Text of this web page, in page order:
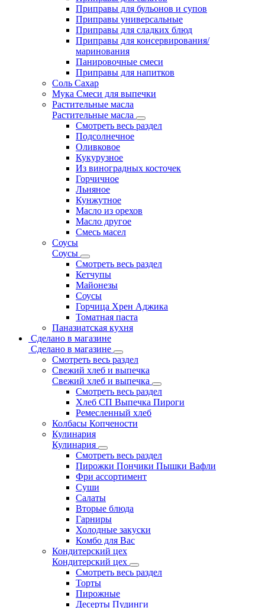
Приправы для бульонов и супов
Приправы универсальные
Приправы для сладких блюд
Приправы для консервирования/
маринования
Панировочные смеси
Приправы для напитков
Соль Сахар
Мука Смеси для выпечки
Растительные масла
Растительные масла
Смотреть весь раздел
Подсолнечное
Оливковое
Кукурузное
Из виноградных косточек
Горчичное
Льняное
Кунжутное
Масло из орехов
Масло другое
Смесь масел
Соусы
Соусы
Смотреть весь раздел
Кетчупы
Майонезы
Соусы
Горчица Хрен Аджика
Томатная паста
Паназиатская кухня
Сделано в магазине
Сделано в магазине
Смотреть весь раздел
Свежий хлеб и выпечка
Свежий хлеб и выпечка
Смотреть весь раздел
Хлеб СП Выпечка Пироги
Ремесленный хлеб
Колбасы Копчености
Кулинария
Кулинария
Смотреть весь раздел
Пирожки Пончики Пышки Вафли
Фри ассортимент
Суши
Салаты
Вторые блюда
Гарниры
Холодные закуски
Комбо для Вас
Кондитерский цех
Кондитерский цех
Смотреть весь раздел
Торты
Пирожные
Десерты Пудинги